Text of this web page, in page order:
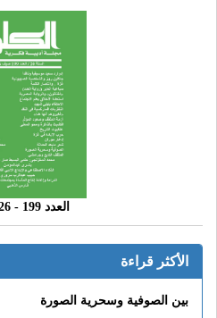
العدد 199 - 2026 Jul
الأكثر قراءة
بين الصوفية وسحرية الصورة